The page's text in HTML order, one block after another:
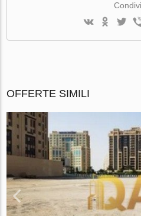
OFFERTE SIMILI